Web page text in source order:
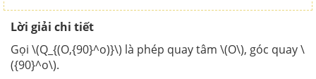
Lời giải chi tiết
Gọi \(Q_{(O,{90}^o)}\) là phép quay tâm \(O\), góc quay \
({90}^o\).